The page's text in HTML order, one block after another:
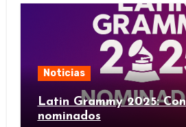
Noticias
Latin Grammy 2025:
nominados